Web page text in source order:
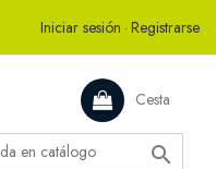
Iniciar sesión · Registrarse
Cesta
